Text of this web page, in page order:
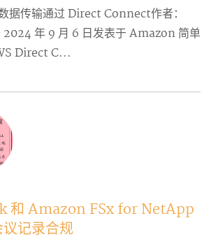
据传输通过 Direct Connect作者：
年 9 月 6 日发表于 Amazon 简单
Direct C...
和 Amazon FSx for NetApp
记录合规